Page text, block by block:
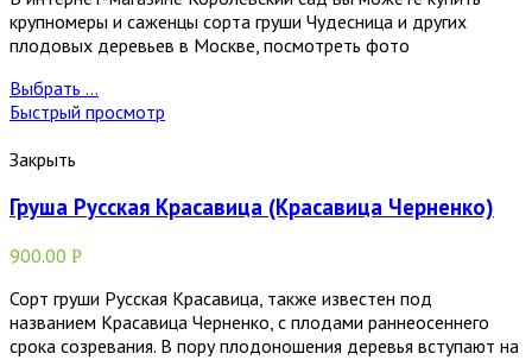
крупномеры и саженцы сорта груши Чудесница и других
плодовых деревьев в Москве, посмотреть фото
Выбрать ...
Быстрый просмотр
Закрыть
Груша Русская Красавица (Красавица Черненко)
900.00 Р
Сорт груши Русская Красавица, также известен под
названием Красавица Черненко, с плодами раннеосеннего
срока созревания. В пору плодоношения деревья вступают на